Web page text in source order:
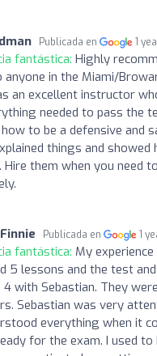
Publicada en 1
fantástica: Highly
in the Miami/
an excellent instructor
needed to pass the
to be a defensive and
things and
Hire them when you need
Publicada en 1
fantástica: My
5 lessons and the test
4 with Sebastian. They
Sebastian was very
everything when it
for the exam. I used to